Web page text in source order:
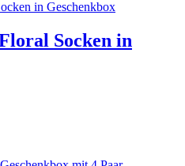
Socken in